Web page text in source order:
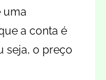
uma
a conta é
seja, o preço